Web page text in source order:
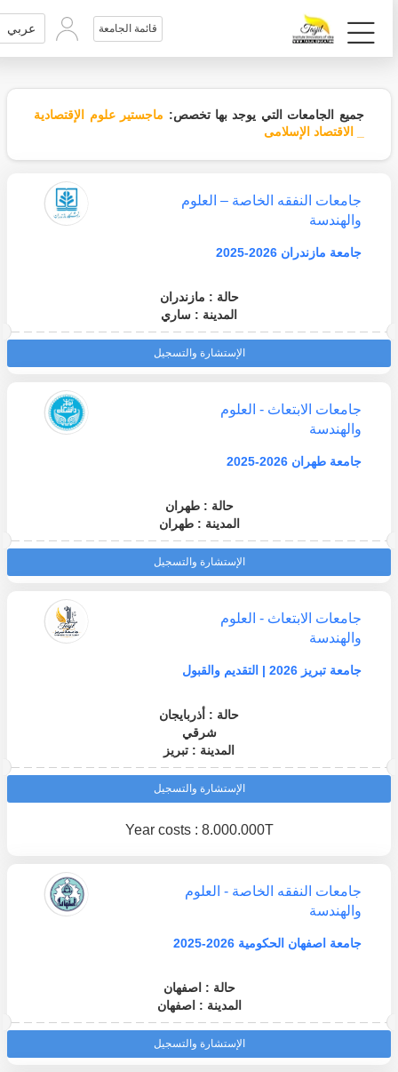
قائمة الجامعة عربي
جميع الجامعات التي يوجد بها تخصص: ماجستير علوم الإقتصادية
_ الاقتصاد الإسلامی
جامعات النفقه الخاصة – العلوم
والهندسة
جامعة مازندران 2026-2025
حالة : مازندران
المدينة : ساري
الإستشارة والتسجيل
جامعات الابتعاث - العلوم
والهندسة
جامعة طهران 2026-2025
حالة : طهران
المدينة : طهران
الإستشارة والتسجيل
جامعات الابتعاث - العلوم
والهندسة
جامعة تبريز 2026 | التقديم والقبول
حالة : أذربايجان
شرقي
المدينة : تبريز
الإستشارة والتسجيل
Year costs : 8.000.000T
جامعات النفقه الخاصة - العلوم
والهندسة
جامعة اصفهان الحكومية 2026-2025
حالة : اصفهان
المدينة : اصفهان
الإستشارة والتسجيل